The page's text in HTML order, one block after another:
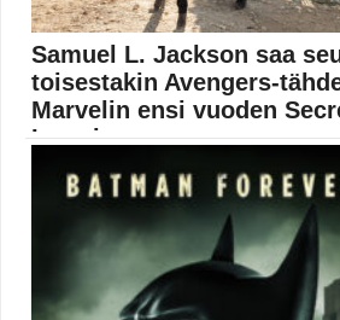
Samuel L. Jackson saa
toisestakin Avengers-
Marvelin ensi vuoden
Invasion -sar...
Marvelin Secret Invasion -sarja julkaistaan ensi
puolella...
Cobie Smulders